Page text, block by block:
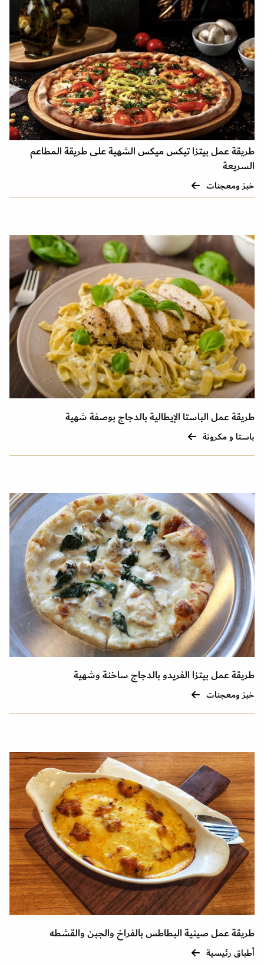
طريقة عمل بيتزا تيكس ميكس الشهية على طريقة المطاعم
السريعة
خبز ومعجنات
طريقة عمل الباستا الإيطالية بالدجاج بوصفة شهية
باستا و مكرونة
طريقة عمل بيتزا الفريدو بالدجاج ساخنة وشهية
خبز ومعجنات
طريقة عمل صينية البطاطس بالفراخ والجبن والقشطه
أطباق رئيسية